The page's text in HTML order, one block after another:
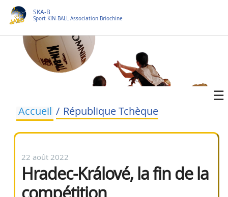
SKA-B
Sport KIN-BALL Association Briochine
Accueil République Tchèque
22 août 2022
Hradec-Králové, la fin de la
compétition